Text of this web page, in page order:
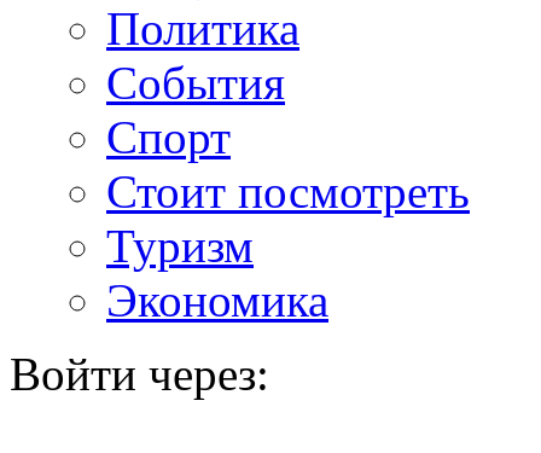
Политика
События
Спорт
Стоит посмотреть
Туризм
Экономика
Войти через: